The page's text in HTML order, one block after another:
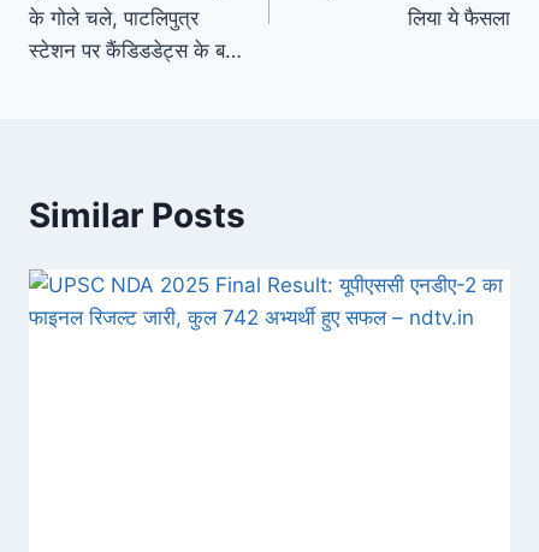
के गोले चले, पाटलिपुत्र
स्टेशन पर कैंडिडडेट्स के ब…
लिया ये फैसला
Similar Posts